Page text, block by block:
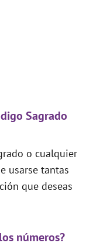
Sagrado
o cualquier
usarse tantas
que deseas
números?